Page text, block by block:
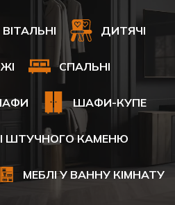
ВІТАЛЬНІ ДИТЯЧІ
СПАЛЬНІ
ШАФИ-КУПЕ
ШТУЧНОГО КАМЕНЮ
МЕБЛІ У ВАННУ КІМНАТУ